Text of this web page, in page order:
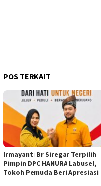
POS TERKAIT
Irmayanti Br Siregar Terpilih
Pimpin DPC HANURA Labusel,
Tokoh Pemuda Beri Apresiasi